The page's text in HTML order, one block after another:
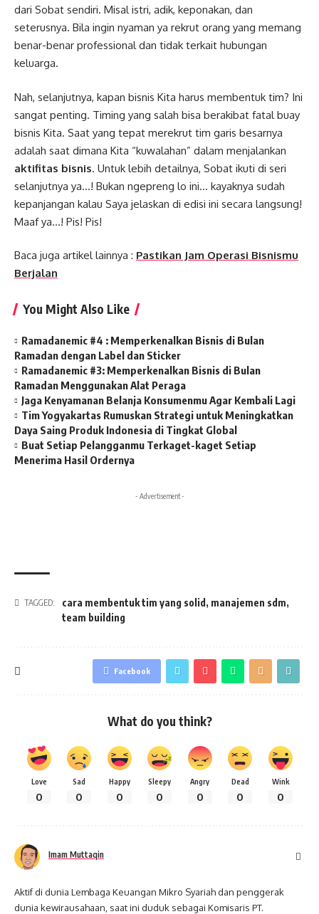
dari Sobat sendiri. Misal istri, adik, keponakan, dan
seterusnya. Bila ingin nyaman ya rekrut orang yang memang
benar-benar professional dan tidak terkait hubungan
keluarga.
Nah, selanjutnya, kapan bisnis Kita harus membentuk tim? Ini
sangat penting. Timing yang salah bisa berakibat fatal buay
bisnis Kita. Saat yang tepat merekrut tim garis besarnya
adalah saat dimana Kita “kuwalahan” dalam menjalankan
aktifitas bisnis. Untuk lebih detailnya, Sobat ikuti di seri
selanjutnya ya…! Bukan ngepreng lo ini… kayaknya sudah
kepanjangan kalau Saya jelaskan di edisi ini secara langsung!
Maaf ya…! Pis! Pis!
Baca juga artikel lainnya : Pastikan Jam Operasi Bisnismu
Berjalan
You Might Also Like
Ramadanemic #4 : Memperkenalkan Bisnis di Bulan
Ramadan dengan Label dan Sticker
Ramadanemic #3: Memperkenalkan Bisnis di Bulan
Ramadan Menggunakan Alat Peraga
Jaga Kenyamanan Belanja Konsumenmu Agar Kembali Lagi
Tim Yogyakartas Rumuskan Strategi untuk Meningkatkan
Daya Saing Produk Indonesia di Tingkat Global
Buat Setiap Pelangganmu Terkaget-kaget Setiap
Menerima Hasil Ordernya
- Advertisement -
TAGGED: cara membentuk tim yang solid , manajemen sdm,
team building
Facebook
What do you think?
Love
0
Sad
0
Happy
0
Sleepy
0
Angry
0
Dead
0
Wink
0
Imam Muttaqin
Aktif di dunia Lembaga Keuangan Mikro Syariah dan penggerak
dunia kewirausahaan, saat ini duduk sebagai Komisaris PT.